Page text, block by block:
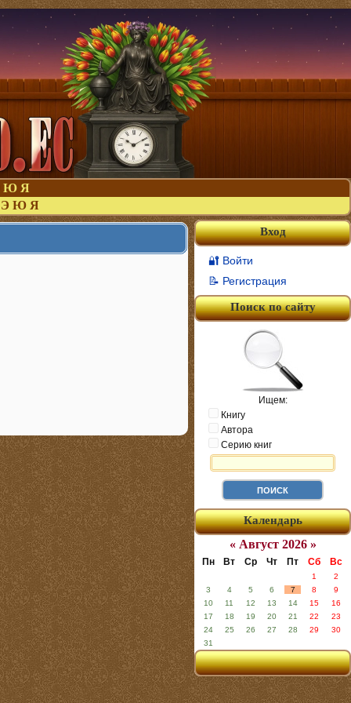
Ю Я
Э Ю Я
Вход
🔐 Войти
📝 Регистрация
Поиск по сайту
Ищем:
Книгу
Автора
Серию книг
Календарь
« Август 2026 »
Пн Вт Ср Чт Пт Сб Вс
1
2
3
4 5 6 7 8
9
10
11 12 13 14 15
16
17
18 19 20 21 22
23
24
25 26 27 28 29
30
31